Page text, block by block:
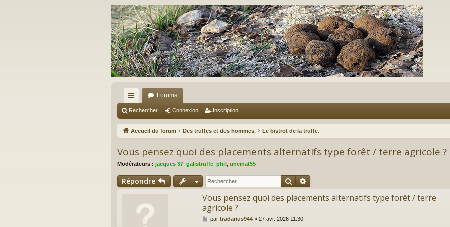
ac
co
ci
Forums
Rechercher Connexion Inscription
Accueil du forum Des truffes et des hommes. Le bistrot de la truffe.
Vous pensez quoi des placements alternatifs type forêt / terre agricole ?
Modérateurs : jacques 37 galistruffe phil uncinat55
Répondre Rechercher
Vous pensez quoi des placements alternatifs type forêt / terre
agricole ?
M
par tradarius944» 27 avr. 2026 11:30